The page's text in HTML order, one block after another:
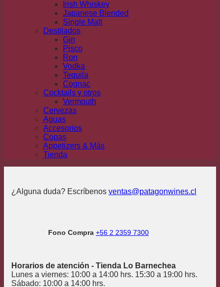
Irish Whiskey
Japanese Blended
Single Malt
Destilados
Gin
Pisco
Ron
Vodka
Tequila
Cognac
Cocktails y otros
Vermouth
Cervezas
Aguas
Accesorios
Copas
Appetizers & Más
Tienda
¿Alguna duda? Escríbenos ventas@patagonwines.cl
Fono Compra +56 2 2359 7300
Horarios de atención - Tienda Lo Barnechea
Lunes a viernes: 10:00 a 14:00 hrs. 15:30 a 19:00 hrs.
Sábado: 10:00 a 14:00 hrs.